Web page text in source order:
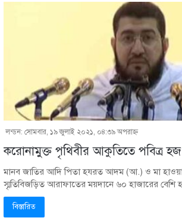
লন্ডন: সোমবার, ১৯ জুলাই ২০২১, ০৪:৩৯ অপরাহ্ণ
করোনামুক্ত পৃথিবীর আকুতিতে পবিত্র
মানব জাতির আদি পিতা হযরত আদম (আ.) ও মা
স্মৃতিবিজড়িত আরাফাতের ময়দানে ৬০ হাজারের বেশি
বিস্তারিত